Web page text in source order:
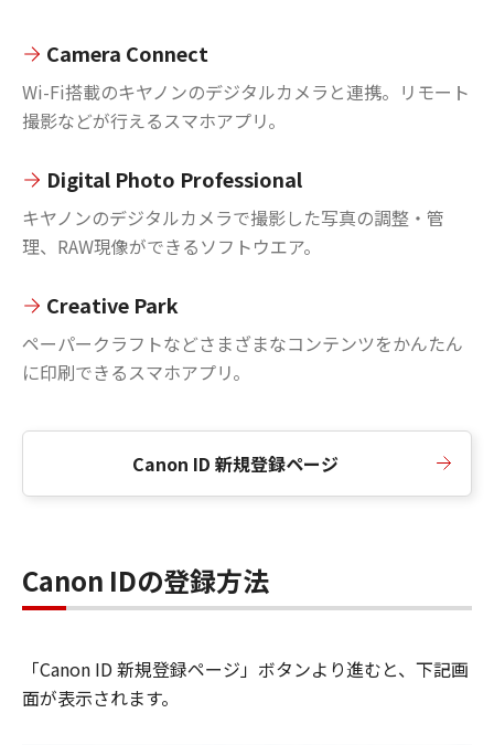
Camera Connect
Wi-Fi搭載のキヤノンのデジタルカメラと連携。リモート
撮影などが行えるスマホアプリ。
Digital Photo Professional
キヤノンのデジタルカメラで撮影した写真の調整・管
理、RAW現像ができるソフトウエア。
Creative Park
ペーパークラフトなどさまざまなコンテンツをかんたん
に印刷できるスマホアプリ。
Canon ID 新規登録ページ
Canon IDの登録方法
「Canon ID 新規登録ページ」ボタンより進むと、下記画
面が表示されます。